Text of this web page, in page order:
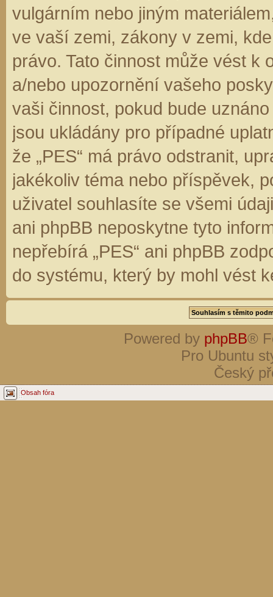
vulgárním nebo jiným
ve vaší zemi, zákony v zemi,
právo. Tato činnost může vést k
a/nebo upozornění vašeho
vaši činnost, pokud bude
jsou ukládány pro případné
že „PES“ má právo odstranit,
jakékoliv téma nebo příspěvek,
uživatel souhlasíte se všemi
ani phpBB neposkytne tyto
nepřebírá „PES“ ani phpBB
do systému, který by mohl vést
Powered by phpBB®
Pro Ubuntu
Český
Obsah fóra